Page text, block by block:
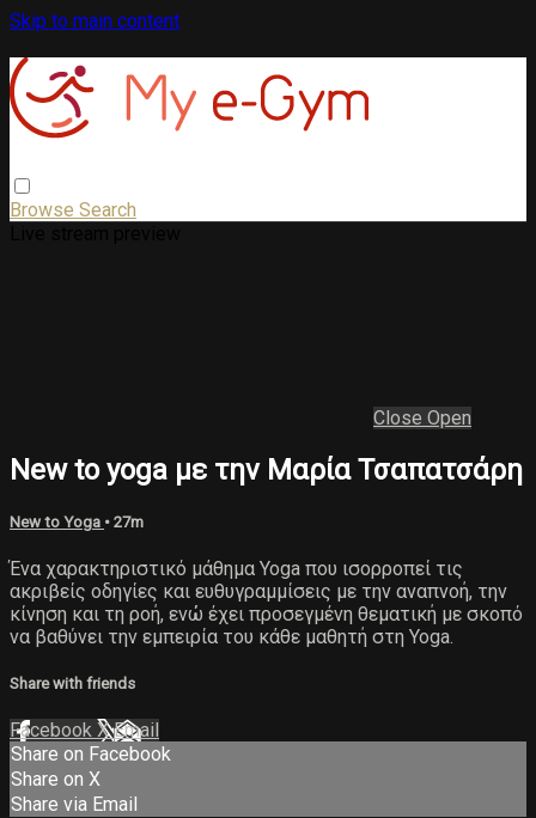
Skip to main content
Browse Search
Close Open
New to yoga με την Μαρία Τσαπατσάρη
New to Yoga • 27m
Ένα χαρακτηριστικό μάθημα Yoga που ισορροπεί τις
ακριβείς οδηγίες και ευθυγραμμίσεις με την αναπνοή, την
κίνηση και τη ροή, ενώ έχει προσεγμένη θεματική με σκοπό
να βαθύνει την εμπειρία του κάθε μαθητή στη Yoga.
Share with friends
Facebook XEmail
Share on Facebook
Share on X
Share via Email